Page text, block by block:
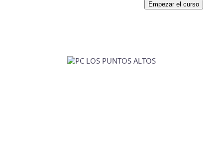
Empezar el curso